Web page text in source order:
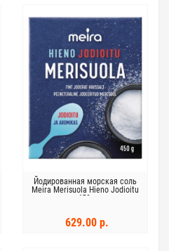
Йодированная морская соль
Meira Merisuola Hieno Jodioitu
450г
629.00 р.